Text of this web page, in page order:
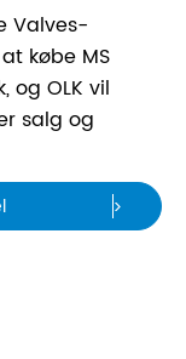
Valves-
købe MS
og OLK vil
salg og